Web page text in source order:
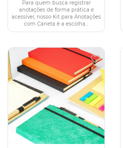
Para quem busca registrar
anotações de forma prática e
acessível, nosso Kit para Anotações
com Caneta é a escolha...